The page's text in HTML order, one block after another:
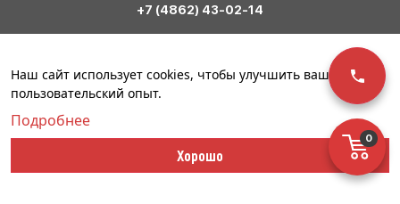
0
+7 (4862) 43-02-14
Обратная связь
Спецодежда». 2023
Политика
конфиденциальности
Разработка сайта –
Инфо-Сити
Наш сайт использует cookies, чтобы улучшить ваш
пользовательский опыт.
Подробнее
Хорошо